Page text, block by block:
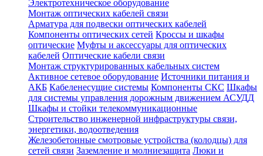
Электротехническое оборудование
Монтаж оптических кабелей связи
Арматура для подвески оптических кабелей
Компоненты оптических сетей Кроссы и шкафы
оптические Муфты и аксессуары для оптических
кабелей Оптические кабели связи
Монтаж структурированных кабельных систем
Активное сетевое оборудование Источники питания и
АКБ Кабеленесущие системы Компоненты СКС Шкафы
для системы управления дорожным движением АСУДД
Шкафы и стойки телекоммуникационные
Строительство инженерной инфраструктуры связи,
энергетики, водоотведения
Железобетонные смотровые устройства (колодцы) для
сетей связи Заземление и молниезащита Люки и